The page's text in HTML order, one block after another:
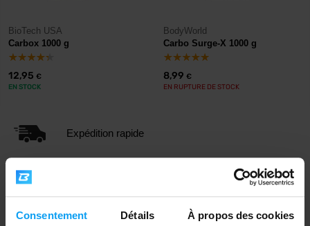
Consentement Détails À propos des cookies
BioTech USA
Carbox 1000 g
12,95 €
EN STOCK
BodyWorld
Carbo Surge-X 1000 g
8,99 €
EN RUPTURE DE STOCK
Expédition rapide